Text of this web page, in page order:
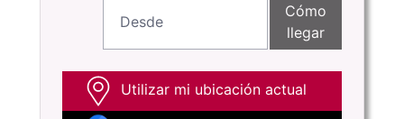
Cómo
llegar
Utilizar mi ubicación actual